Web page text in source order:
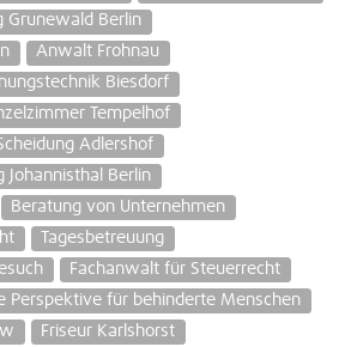
Grunewald Berlin
Anwalt Frohnau
Biesdorf
Tempelhof
Adlershof
Johannisthal Berlin
Beratung von Unternehmen
Tagesbetreuung
Fachanwalt für Steuerrecht
Perspektive für behinderte Menschen
Friseur Karlshorst